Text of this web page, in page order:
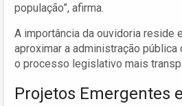
população”, afirma.
A importância da ouvidoria reside
aproximar a administração pública
o processo legislativo mais
Projetos Emergentes e